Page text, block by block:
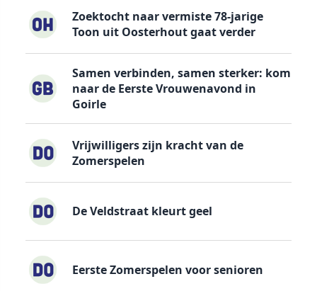
Zoektocht naar vermiste 78-jarige
Toon uit Oosterhout gaat verder
Samen verbinden, samen sterker: kom
naar de Eerste Vrouwenavond in
Goirle
Vrijwilligers zijn kracht van de
Zomerspelen
De Veldstraat kleurt geel
Eerste Zomerspelen voor senioren